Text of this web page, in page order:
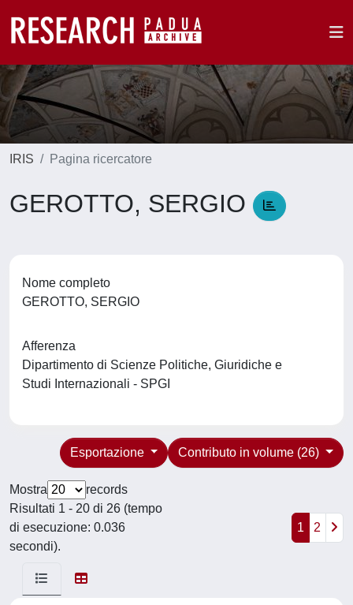
IRIS Pagina ricercatore
GEROTTO, SERGIO
Nome completo
GEROTTO, SERGIO
Afferenza
Dipartimento di Scienze Politiche, Giuridiche e
Studi Internazionali - SPGI
Contributo in volume (26)
Esportazione
Mostra
records
Risultati 1 - 20 di 26 (tempo
di esecuzione: 0.036
secondi).
1 2